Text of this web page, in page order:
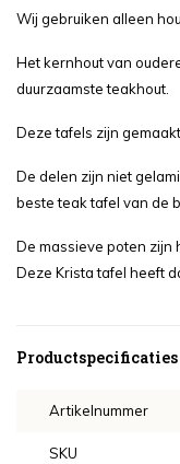
Wij gebruiken alleen
Het kernhout van
duurzaamste teakhout.
Deze tafels zijn
De delen zijn niet
beste teak tafel van de
De massieve poten zijn
Deze Krista tafel heeft
Productspecificaties
Artikelnummer
SKU